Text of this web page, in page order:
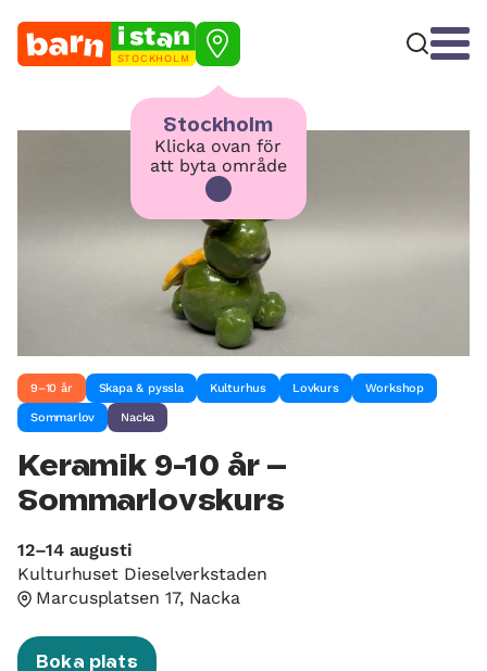
STOCKHOLM
Stockholm
Klicka ovan för
att byta område
9–10 år Skapa & pyssla Kulturhus Lovkurs Workshop
Sommarlov Nacka
Keramik 9-10 år –
Sommarlovskurs
12–14 augusti
Kulturhuset Dieselverkstaden
Marcusplatsen 17, Nacka
Boka plats